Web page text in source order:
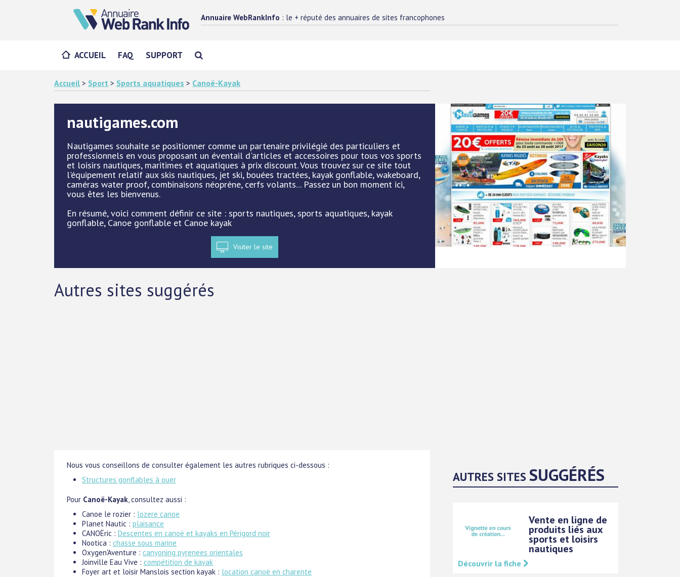
Annuaire WebRankInfo : le + réputé des annuaires de sites francophones
ACCUEIL FAQ SUPPORT
Accueil > Sport > Sports aquatiques > Canoë-Kayak
nautigames.com
Nautigames souhaite se positionner comme un partenaire privilégié des particuliers et
professionnels en vous proposant un éventail d'articles et accessoires pour tous vos sports
et loisirs nautiques, maritimes et aquatiques à prix discount. Vous trouvez sur ce site tout
l'équipement relatif aux skis nautiques, jet ski, bouées tractées, kayak gonflable, wakeboard,
caméras water proof, combinaisons néoprène, cerfs volants... Passez un bon moment ici,
vous êtes les bienvenus.
En résumé, voici comment définir ce site : sports nautiques, sports aquatiques, kayak
gonflable, Canoe gonflable et Canoe kayak
Visiter le site
Autres sites suggérés
Nous vous conseillons de consulter également les autres rubriques ci-dessous :
Structures gonflables à ouer
Pour Canoë-Kayak , consultez aussi :
Canoe le rozier : lozere canoe
Planet Nautic : plaisance
CANOËric : Descentes en canoë et kayaks en Périgord noir
Nootica : chasse sous marine
Oxygen'Aventure : canyoning pyrenees orientales
Joinville Eau Vive : compétition de kayak
Foyer art et loisir Manslois section kayak : location canoë en charente
AUTRES SITESSUGGÉRÉS
Vente en ligne de
produits liés aux
sports et loisirs
nautiques
Découvrir la fiche